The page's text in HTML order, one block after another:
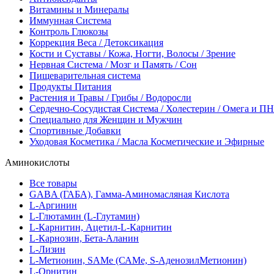
Витамины и Минералы
Иммунная Система
Контроль Глюкозы
Коррекция Веса / Детоксикация
Кости и Суставы / Кожа, Ногти, Волосы / Зрение
Нервная Система / Мозг и Память / Сон
Пищеварительная система
Продукты Питания
Растения и Травы / Грибы / Водоросли
Сердечно-Сосудистая Система / Холестерин / Омега и
Специально для Женщин и Мужчин
Спортивные Добавки
Уходовая Косметика / Масла Косметические и Эфирные
Аминокислоты
Все товары
GABA (ГАБА), Гамма-Аминомасляная Кислота
L-Аргинин
L-Глютамин (L-Глутамин)
L-Карнитин, Ацетил-L-Карнитин
L-Карнозин, Бета-Аланин
L-Лизин
L-Метионин, SAMe (САМе, S-АденозилМетионин)
L-Орнитин